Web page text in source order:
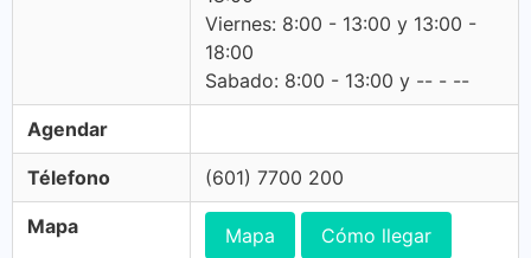
Viernes: 8:00 - 13:00 y 13:00 -
18:00
Sabado: 8:00 - 13:00 y -- - --
Agendar
Télefono (601) 7700 200
Mapa Mapa Cómo llegar